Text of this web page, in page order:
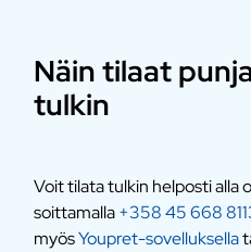
Näin tilaat
tulkin
Voit tilata tulkin helposti alla
soittamalla+358 45 668
myösYoupret-sovelluksella